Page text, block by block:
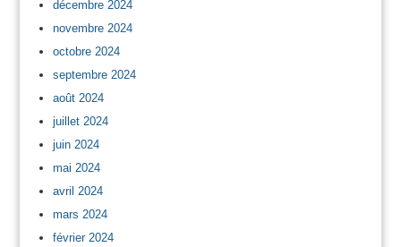
décembre 2024
novembre 2024
octobre 2024
septembre 2024
août 2024
juillet 2024
juin 2024
mai 2024
avril 2024
mars 2024
février 2024